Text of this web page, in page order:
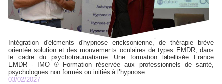
Intégration d'éléments d'hypnose ericksonienne, de thérapie brève
orientée solution et des mouvements oculaires de types EMDR, dans
le cadre du psychotraumatisme. Une formation labellisée France
EMDR - IMO ® Formation réservée aux professionnels de santé,
psychologues non formés ou initiés à l’hypnose....
03/02/2027